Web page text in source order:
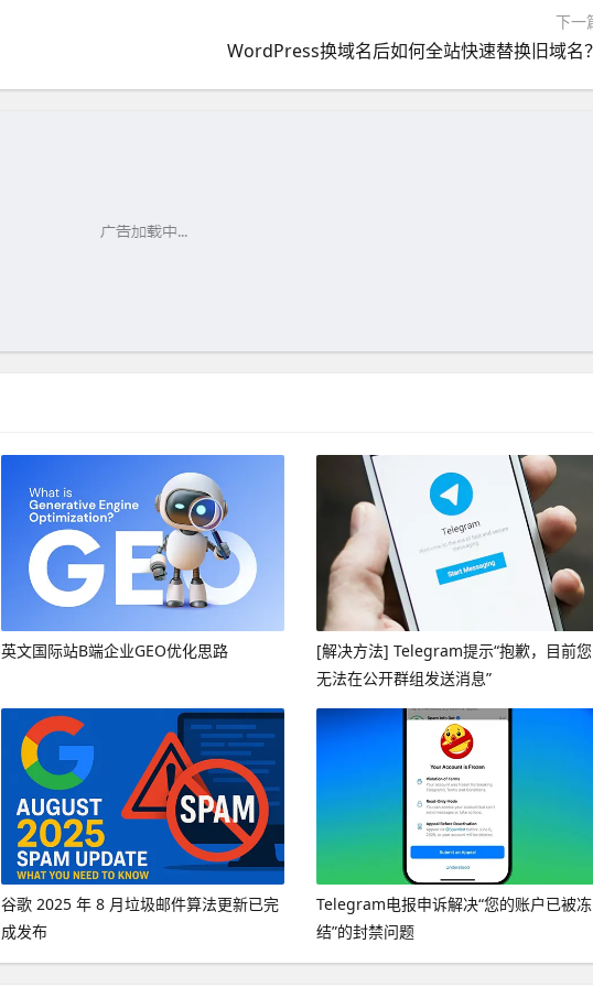
下一
WordPress换域名后如何全站快速替换旧域名
英文国际站B端企业GEO优化思路
[解决方法] Telegram提示“抱歉，目前您
无法在公开群组发送消息”
谷歌 2025 年 8 月垃圾邮件算法更新已完
成发布
Telegram电报申诉解决“您的账户已被冻
结”的封禁问题